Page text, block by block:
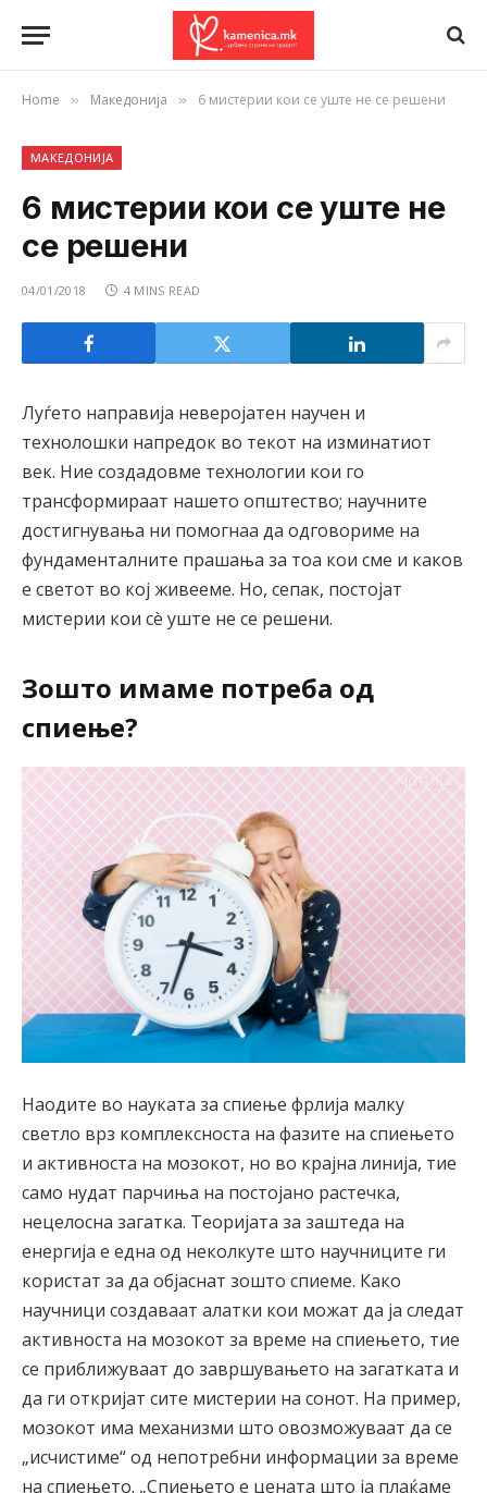
Home » Македонија » 6 мистерии кои се уште не се решени
МАКЕДОНИЈА
6 мистерии кои се уште не
се решени
04/01/2018 4 MINS READ
Луѓето направија неверојатен научен и
технолошки напредок во текот на изминатиот
век. Ние создадовме технологии кои го
трансформираат нашето општество; научните
достигнувања ни помогнаа да одговориме на
фундаменталните прашања за тоа кои сме и каков
е светот во кој живееме. Но, сепак, постојат
мистерии кои сè уште не се решени.
Зошто имаме потреба од
спиење?
Наодите во науката за спиење фрлија малку
светло врз комплексноста на фазите на спиењето
и активноста на мозокот, но во крајна линија, тие
само нудат парчиња на постојано растечка,
нецелосна загатка. Теоријата за заштеда на
енергија е една од неколкуте што научниците ги
користат за да објаснат зошто спиеме. Како
научници создаваат алатки кои можат да ја следат
активноста на мозокот за време на спиењето, тие
се приближуваат до завршувањето на загатката и
да ги откријат сите мистерии на сонот. На пример,
мозокот има механизми што овозможуваат да се
„исчистиме“ од непотребни информации за време
на спиењето. „Спиењето е цената што ја плаќаме